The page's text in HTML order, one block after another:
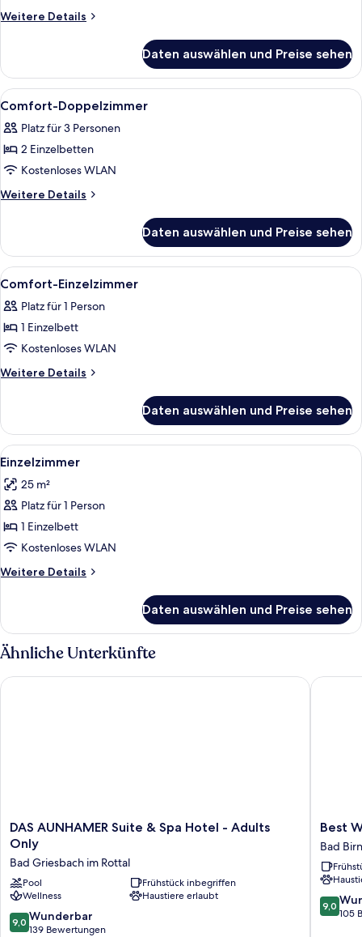
Weitere Details
Weitere
Daten auswählen und Preise sehen
Alle
Fotos
für
Comfort-
Doppelzimmer
anzeigen
Comfort-Doppelzimmer | Minibar,
4
Comfort-Doppelzimmer
Platz für 3 Personen
2 Einzelbetten
Kostenloses WLAN
Weitere Details
Weitere
Doppelzimmer
Daten auswählen und Preise sehen
Alle
Fotos
für
Comfort-
Einzelzimmer
anzeigen
Ein Hotelzimmer mit Bett,
5
Comfort-Einzelzimmer
Platz für 1 Person
1 Einzelbett
Kostenloses WLAN
Weitere Details
Weitere
Einzelzimmer
Daten auswählen und Preise sehen
Alle
Fotos
für
Einzelzimmer
anzeigen
Ein Zimmer mit einem Etagenbett,
7
Einzelzimmer
25 m²
Platz für 1 Person
1 Einzelbett
Kostenloses WLAN
Weitere Details
Weitere
Daten auswählen und Preise sehen
Ähnliche Unterkünfte
DAS
AUNHAMER
Suite
&
Spa
Hotel
-
Adults
DAS AUNHAMER Suite & Spa Hotel - Adults
Only
Bad Griesbach im Rottal
Pool
Frühstück inbegriffen
Wellness
Haustiere erlaubt
9.0
von
9,0 Wunderbar
139 Bewertungen
DAS AUNHAMER Suite & Spa Hotel - Adults Only
Best
Western
Bad
Best
Bad
9.0
von
9,0
105
Best